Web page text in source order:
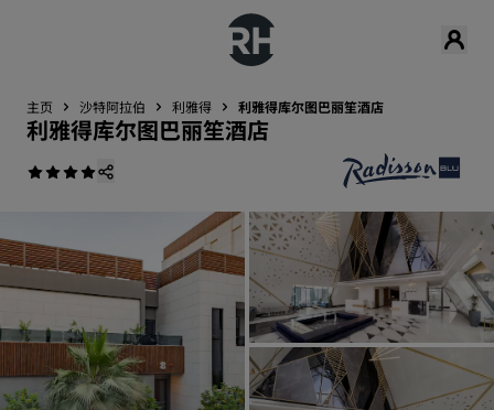
主页 沙特阿拉伯 利雅得 利雅得库尔图巴丽笙酒店
利雅得库尔图巴丽笙酒店